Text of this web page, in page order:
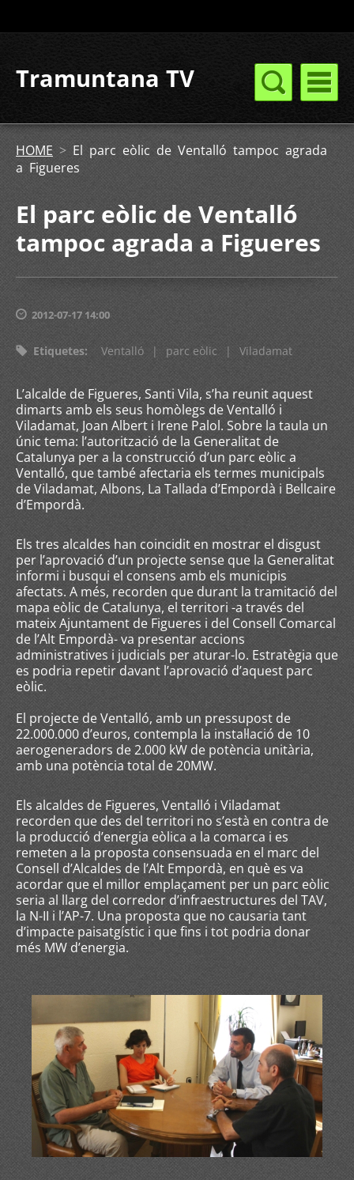
Tramuntana TV
HOME > El parc eòlic de Ventalló tampoc agrada
a Figueres
El parc eòlic de Ventalló
tampoc agrada a Figueres
2012-07-17 14:00
Etiquetes: Ventalló | parc eòlic | Viladamat
L’alcalde de Figueres, Santi Vila, s’ha reunit aquest
dimarts amb els seus homòlegs de Ventalló i
Viladamat, Joan Albert i Irene Palol. Sobre la taula un
únic tema: l’autorització de la Generalitat de
Catalunya per a la construcció d’un parc eòlic a
Ventalló, que també afectaria els termes municipals
de Viladamat, Albons, La Tallada d’Empordà i Bellcaire
d’Empordà.
Els tres alcaldes han coincidit en mostrar el disgust
per l’aprovació d’un projecte sense que la Generalitat
informi i busqui el consens amb els municipis
afectats. A més, recorden que durant la tramitació del
mapa eòlic de Catalunya, el territori -a través del
mateix Ajuntament de Figueres i del Consell Comarcal
de l’Alt Empordà- va presentar accions
administratives i judicials per aturar-lo. Estratègia que
es podria repetir davant l’aprovació d’aquest parc
eòlic.
El projecte de Ventalló, amb un pressupost de
22.000.000 d’euros, contempla la instal·lació de 10
aerogeneradors de 2.000 kW de potència unitària,
amb una potència total de 20MW.
Els alcaldes de Figueres, Ventalló i Viladamat
recorden que des del territori no s’està en contra de
la producció d’energia eòlica a la comarca i es
remeten a la proposta consensuada en el marc del
Consell d’Alcaldes de l’Alt Empordà, en què es va
acordar que el millor emplaçament per un parc eòlic
seria al llarg del corredor d’infraestructures del TAV,
la N-II i l’AP-7. Una proposta que no causaria tant
d’impacte paisatgístic i que fins i tot podria donar
més MW d’energia.